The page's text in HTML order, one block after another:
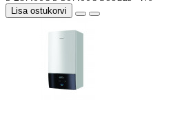
Lisa ostukorvi